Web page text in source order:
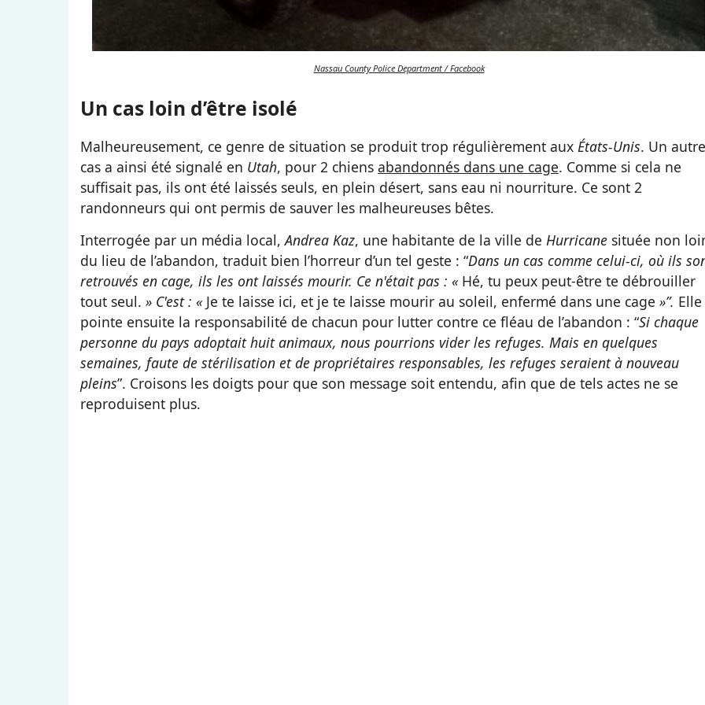
Nassau County Police Department / Facebook
Un cas loin d’être isolé
Malheureusement, ce genre de situation se produit trop régulièrement aux États-Unis. Un autre
cas a ainsi été signalé en Utah, pour 2 chiens abandonnés dans une cage. Comme si cela ne
suffisait pas, ils ont été laissés seuls, en plein désert, sans eau ni nourriture. Ce sont 2
randonneurs qui ont permis de sauver les malheureuses bêtes.
Interrogée par un média local,Andrea Kaz, une habitante de la ville de Hurricane située non
du lieu de l’abandon, traduit bien l’horreur d’un tel geste : “Dans un cas comme celui-ci, où ils
retrouvés en cage, ils les ont laissés mourir. Ce n'était pas : « Hé, tu peux peut-être te débrouiller
tout seul. » C'est : « Je te laisse ici, et je te laisse mourir au soleil, enfermé dans une cage »”. Elle
pointe ensuite la responsabilité de chacun pour lutter contre ce fléau de l’abandon : “Si chaque
personne du pays adoptait huit animaux, nous pourrions vider les refuges. Mais en quelques
semaines, faute de stérilisation et de propriétaires responsables, les refuges seraient à nouveau
pleins”. Croisons les doigts pour que son message soit entendu, afin que de tels actes ne se
reproduisent plus.